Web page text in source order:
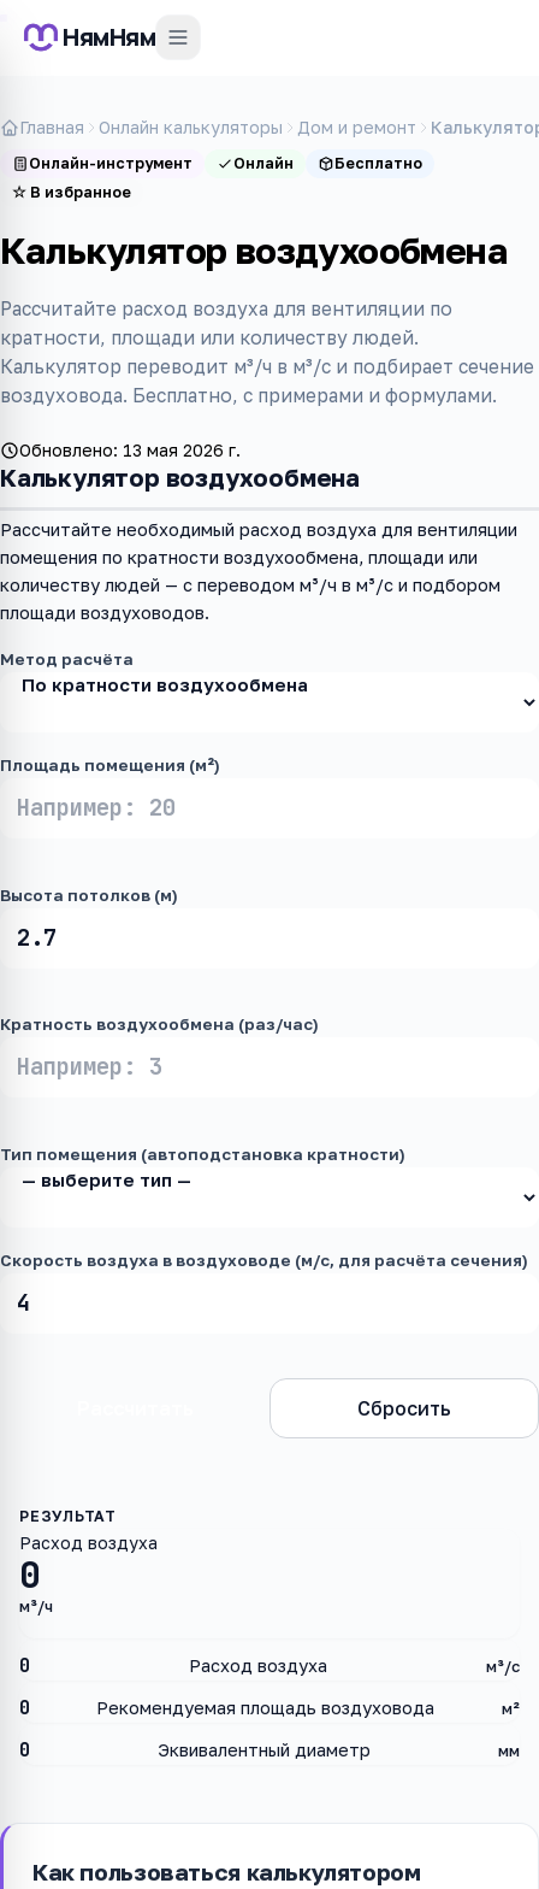
НямНям
Главная Онлайн калькуляторы Дом и ремонт
Онлайн-инструмент Онлайн
Бесплатно
☆ В избранное
Калькулятор воздухообмена
Рассчитайте расход воздуха для вентиляции по
кратности, площади или количеству людей.
Калькулятор переводит м³/ч в м³/с и подбирает сечение
воздуховода. Бесплатно, с примерами и формулами.
Обновлено: 13 мая 2026 г.
Калькулятор воздухообмена
Рассчитайте необходимый расход воздуха для вентиляции
помещения по кратности воздухообмена, площади или
количеству людей — с переводом м³/ч в м³/с и подбором
площади воздуховодов.
Метод расчёта
Площадь помещения (м²)
Высота потолков (м)
Кратность воздухообмена (раз/час)
Тип помещения (автоподстановка кратности)
Скорость воздуха в воздуховоде (м/с, для расчёта сечения)
Сбросить
0
Расход воздуха
м³/ч
0 Расход воздуха м³/с
0 Рекомендуемая площадь воздуховода м²
0 Эквивалентный диаметр мм
Как пользоваться калькулятором